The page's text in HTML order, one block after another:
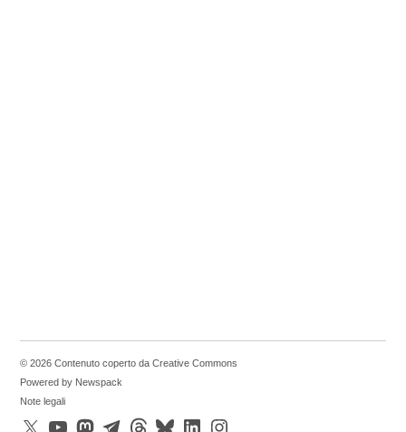
© 2026 Contenuto coperto da Creative Commons
Powered by Newspack
Note legali
X
YouTubeMastodonTelegramThreadsBlueskyLinkedInInstagram